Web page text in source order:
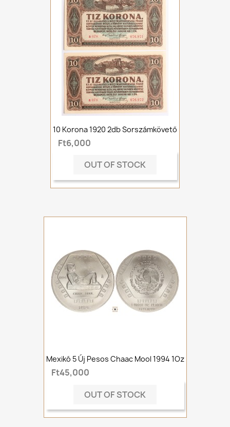
10 Korona 1920 2db Sorszámkövető
Ft6,000
OUT OF STOCK
Mexikó 5 Új Pesos Chaac Mool 1994 1Oz
Ft45,000
OUT OF STOCK